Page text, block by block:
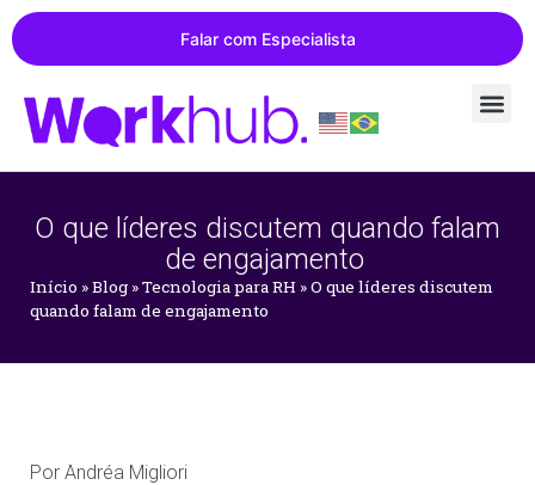
Falar com Especialista
O que líderes discutem quando falam
de engajamento
Início »Blog »Tecnologia para RH »O que líderes discutem
quando falam de engajamento
Por Andréa Migliori